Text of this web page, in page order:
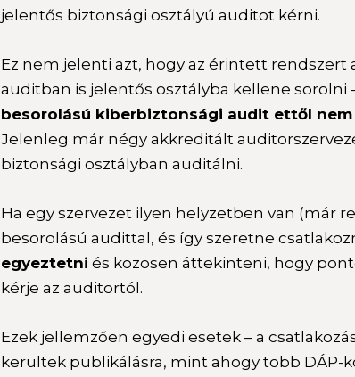
jelentős biztonsági osztályú auditot kérni.
Ez nem jelenti azt, hogy az érintett rendszert
auditban is jelentős osztályba kellene sorolni
besorolású kiberbiztonsági audit ettől
Jelenleg már négy akkreditált
biztonsági osztályban auditálni.
Ha egy szervezet ilyen helyzetben van (már
besorolású audittal, és így szeretne
egyeztetni és közösen áttekinteni, hogy
kérje az auditortól.
Ezek jellemzően egyedi esetek – a
kerültek publikálásra, mint ahogy több DÁP-